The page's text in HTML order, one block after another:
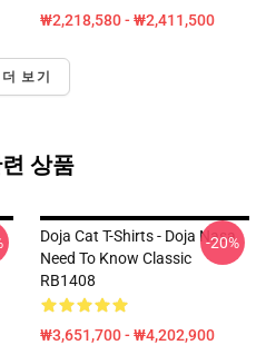
₩2,218,580 - ₩2,411,500
더 보기
상품
Doja Cat T-Shirts - Doja Nasa
Need To Know Classic
RB1408
₩3,651,700 - ₩4,202,900
-20%